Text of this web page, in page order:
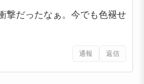
撃だったなぁ。今でも色褪せ
通報 返信